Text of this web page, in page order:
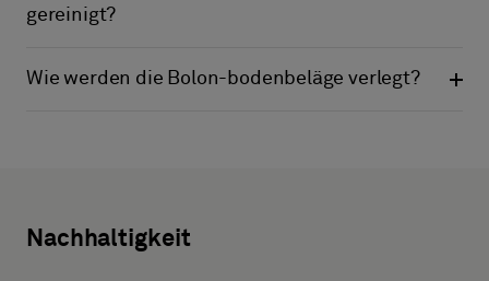
gereinigt?
Wie werden die Bolon-bodenbeläge verlegt?
Nachhaltigkeit